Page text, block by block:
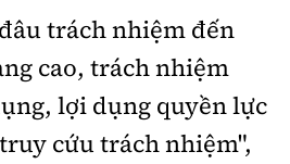
trách nhiệm đến
cao, trách nhiệm
lợi dụng quyền lực
cứu trách nhiệm",